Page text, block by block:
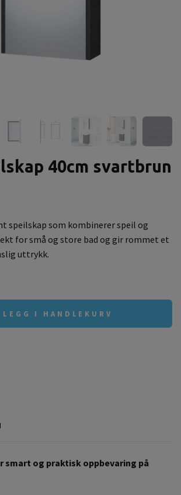
40cm svartbrun
speilskap som kombinerer speil og
for små og store bad og gir rommet et
uttrykk.
LEGG I HANDLEKURV
smart og praktisk oppbevaring på